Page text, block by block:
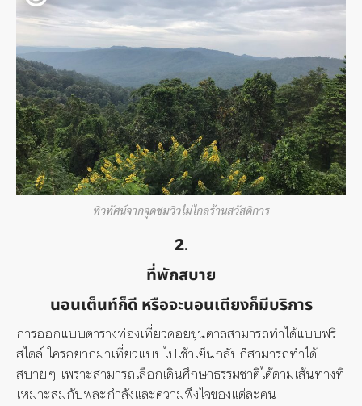
ทิวทัศน์จากจุดชมวิวไม่ไกลร้านสวัสดิการ
2.
ที่พักสบาย
นอนเต็นท์ก็ดี หรือจะนอนเตียงก็มีบริการ
การออกแบบตารางท่องเที่ยวดอยขุนตาลสามารถทำได้แบบฟรี
สไตล์ ใครอยากมาเที่ยวแบบไปเช้าเย็นกลับก็สามารถทำได้
สบายๆ เพราะสามารถเลือกเดินศึกษาธรรมชาติได้ตามเส้นทางที่
เหมาะสมกับพละกำลังและความพึงใจของแต่ละคน